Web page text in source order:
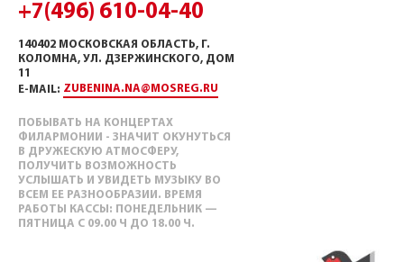
+7(496) 610-04-40
140402 МОСКОВСКАЯ ОБЛАСТЬ, Г.
КОЛОМНА, УЛ. ДЗЕРЖИНСКОГО, ДОМ
11
E-MAIL: ZUBENINA.NA@MOSREG.RU
ПОБЫВАТЬ НА КОНЦЕРТАХ
ФИЛАРМОНИИ - ЗНАЧИТ ОКУНУТЬСЯ
В ДРУЖЕСКУЮ АТМОСФЕРУ,
ПОЛУЧИТЬ ВОЗМОЖНОСТЬ
УСЛЫШАТЬ И УВИДЕТЬ МУЗЫКУ ВО
ВСЕМ ЕЕ РАЗНООБРАЗИИ. ВРЕМЯ
РАБОТЫ КАССЫ: ПОНЕДЕЛЬНИК —
ПЯТНИЦА С 09.00 Ч ДО 18.00 Ч.